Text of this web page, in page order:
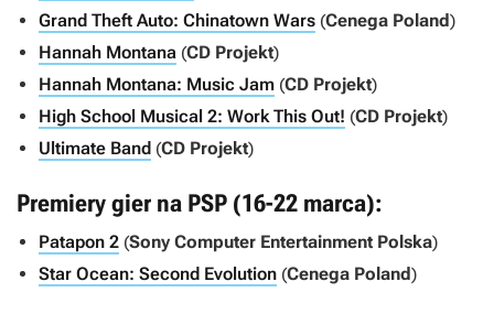
Grand Theft Auto: Chinatown Wars (Cenega Poland)
Hannah Montana (CD Projekt)
Hannah Montana: Music Jam (CD Projekt)
High School Musical 2: Work This Out! (CD Projekt)
Ultimate Band (CD Projekt)
Premiery gier na PSP (16-22 marca):
Patapon 2 (Sony Computer Entertainment Polska)
Star Ocean: Second Evolution (Cenega Poland)